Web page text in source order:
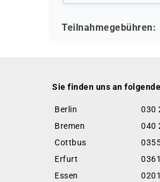
Teilnahmegebühren:
Sie finden uns an
Berlin
030
Bremen
040
Cottbus
Erfurt
Essen